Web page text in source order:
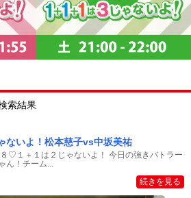
索結果
ないよ！松本慈子vs中坂美祐
♡１＋１は２じゃないよ！ 今日の強きバトラー
ん！チーム...
続きを見る